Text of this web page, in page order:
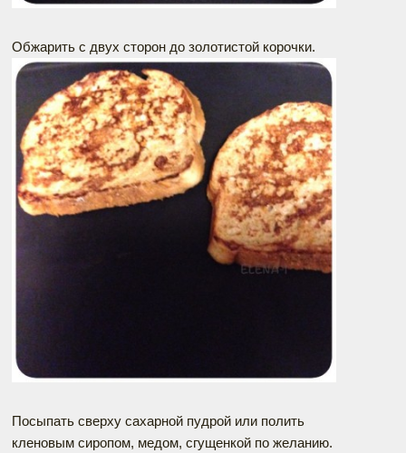
Обжарить с двух сторон до золотистой корочки.
Посыпать сверху сахарной пудрой или полить
кленовым сиропом, медом, сгущенкой по желанию.